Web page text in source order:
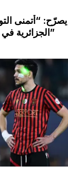
“أتمنى
الجزائرية في المسابقات القارية”